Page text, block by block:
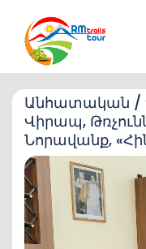
Անհատական /
Վիրապ,
Նորավանք,